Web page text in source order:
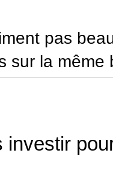
pas
sur la même
investir